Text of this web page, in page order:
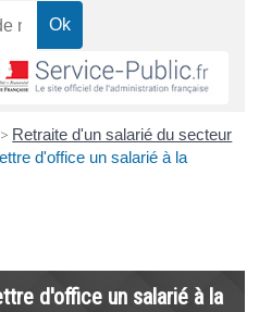
> Retraite d'un salarié du secteur
d'office un salarié à la
d'office un salarié à la